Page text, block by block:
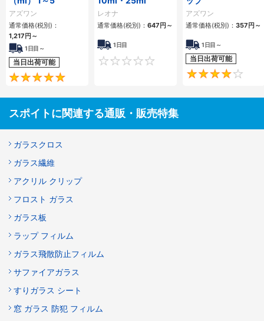
アズワン
通常価格(税別)：
1,217 円 ～
1日目～
当日出荷可能
レオナ
通常価格(税別)： 647 円 ～
1日目
0
アズワン
通常価格(税別)： 357 円 ～
1日目～
当日出荷可能
スポイトに関連する通販・販売特集
ガラスクロス
ガラス繊維
アクリル クリップ
フロスト ガラス
ガラス板
ラップ フィルム
ガラス飛散防止フィルム
サファイアガラス
すりガラス シート
窓 ガラス 防犯 フィルム